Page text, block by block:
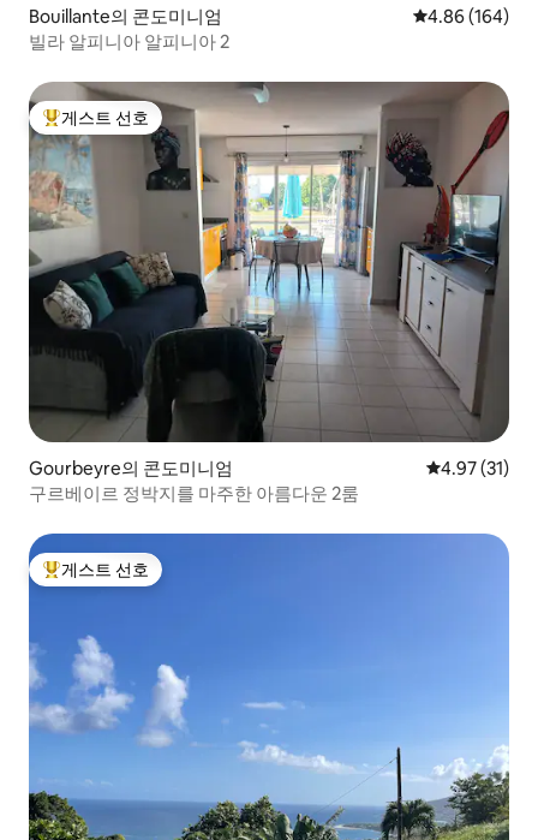
Bouillante의 콘도미니엄 평점 4.86점(5
4.86 (164)
빌라 알피니아 알피니아 2
상위 게스트 선호
게스트 선호
Gourbeyre의 콘도미니엄 평점 4.97점
4.97 (31)
구르베이르 정박지를 마주한 아름다운 2룸
상위 게스트 선호
게스트 선호